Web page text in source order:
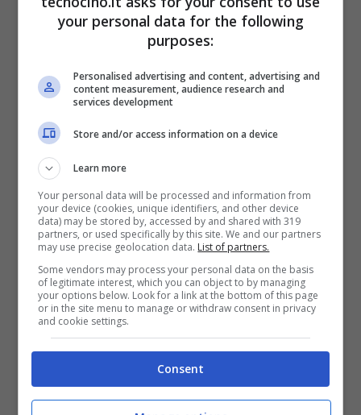
your personal data for the following
purposes:
Personalised advertising and content, advertising and
content measurement, audience research and
services development
Store and/or access information on a device
Learn more
Your personal data will be processed and information from
your device (cookies, unique identifiers, and other device
data) may be stored by, accessed by and shared with 319
partners, or used specifically by this site. We and our partners
may use precise geolocation data. List of partners.
Some vendors may process your personal data on the basis
of legitimate interest, which you can object to by managing
your options below. Look for a link at the bottom of this page
or in the site menu to manage or withdraw consent in privacy
and cookie settings.
Consent